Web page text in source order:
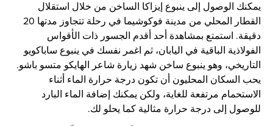
يمكنك الوصول إلى ينبوع إيزاكا الساخن من خلال استقلال
القطار المحلي من مدينة فوكوشيما في رحلة تتجاوز مدتها 20
دقيقة. استمتع بمشاهدة أحد أقدم الجسور ذات الأقواس
الفولاذية الباقية في اليابان، ثم اغمر نفسك في ينبوع ساباكويو
التاريخي، وهو ينبوع ساخن شهد زيارة شاعر الهايكو متسو باشو.
يحب السكان المحليون أن تكون درجة حرارة الماء أثناء
الاستحمام مرتفعة للغاية، ولكن يمكنك إضافة الماء البارد
للوصول إلى درجة حرارة مثالية كما يحلو لك.